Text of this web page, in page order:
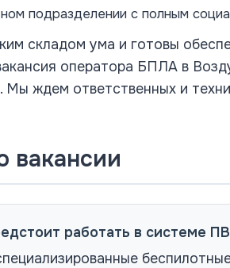
подразделении с полным
складом ума и готовы
оператора БПЛА в
Мы ждем ответственных и
вакансии
работать в системе